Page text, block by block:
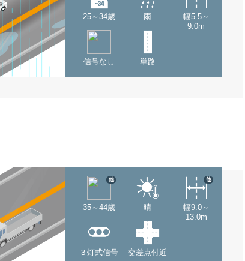
25～34歳 雨
幅5.5～
9.0m
信号なし 単路
35～44歳
他
晴
幅9.0～
13.0m
他
３灯式信号 交差点付近